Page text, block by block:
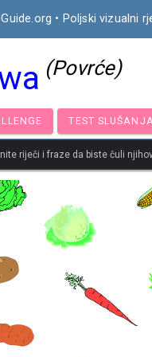
• Poljski vizualni
(Povrće)
TEST
riječi i fraze da biste čuli